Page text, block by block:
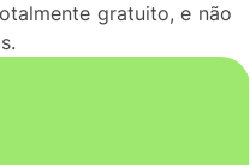
gratuito, e não